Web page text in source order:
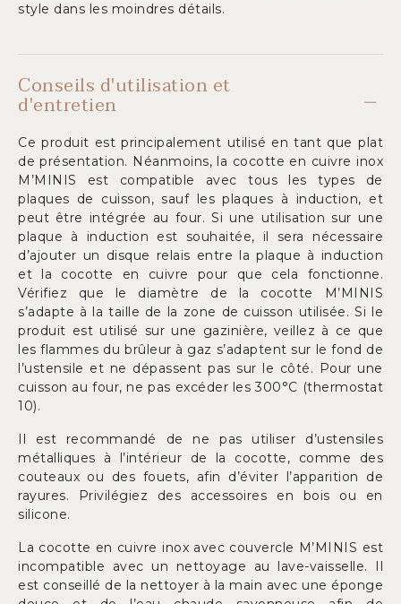
style dans les moindres détails.
Conseils d'utilisation et
d'entretien
Ce produit est principalement utilisé en tant que plat
de présentation. Néanmoins, la cocotte en cuivre inox
M’MINIS est compatible avec tous les types de
plaques de cuisson, sauf les plaques à induction, et
peut être intégrée au four. Si une utilisation sur une
plaque à induction est souhaitée, il sera nécessaire
d’ajouter un disque relais entre la plaque à induction
et la cocotte en cuivre pour que cela fonctionne.
Vérifiez que le diamètre de la cocotte M’MINIS
s’adapte à la taille de la zone de cuisson utilisée. Si le
produit est utilisé sur une gazinière, veillez à ce que
les flammes du brûleur à gaz s’adaptent sur le fond de
l’ustensile et ne dépassent pas sur le côté. Pour une
cuisson au four, ne pas excéder les 300°C (thermostat
10).
Il est recommandé de ne pas utiliser d’ustensiles
métalliques à l’intérieur de la cocotte, comme des
couteaux ou des fouets, afin d’éviter l’apparition de
rayures. Privilégiez des accessoires en bois ou en
silicone.
La cocotte en cuivre inox avec couvercle M’MINIS est
incompatible avec un nettoyage au lave-vaisselle. Il
est conseillé de la nettoyer à la main avec une éponge